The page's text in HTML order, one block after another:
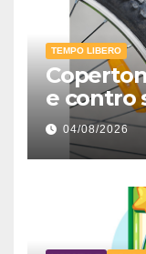
TEMPO LIBERO
e contro
04/08/2026